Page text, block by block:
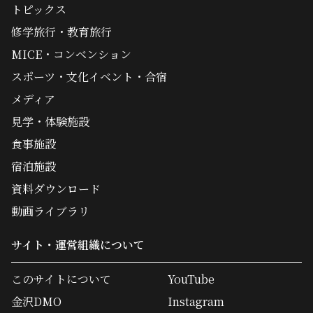
トピックス
修学旅行・教育旅行
MICE・コンベンション
スポーツ・文化イベント・合宿
メディア
見学・体験施設
食事施設
宿泊施設
資料ダウンロード
動画ライブラリ
サイト・運営組織について
このサイトについて
金沢DMO
YouTube
Instagram